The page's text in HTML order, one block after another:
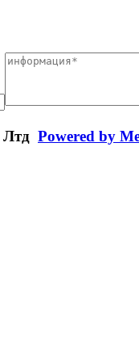
Лтд Powered by